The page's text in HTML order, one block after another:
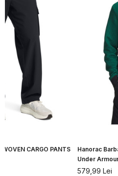
CARGO PANTS
Hanorac
Under
579,99 Lei